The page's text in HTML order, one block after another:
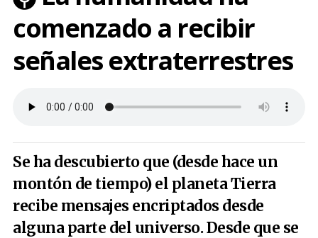
comenzado a recibir
señales extraterrestres
Se ha descubierto que (desde hace un
montón de tiempo) el planeta Tierra
recibe mensajes encriptados desde
alguna parte del universo. Desde que se